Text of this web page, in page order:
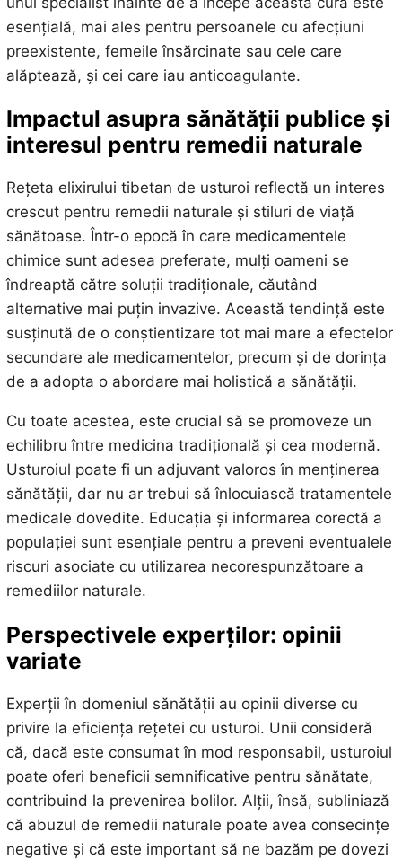
esențială, mai ales pentru persoanele cu afecțiuni
preexistente, femeile însărcinate sau cele care
alăptează, și cei care iau anticoagulante.
Impactul asupra sănătății publice și
interesul pentru remedii naturale
Rețeta elixirului tibetan de usturoi reflectă un interes
crescut pentru remedii naturale și stiluri de viață
sănătoase. Într-o epocă în care medicamentele
chimice sunt adesea preferate, mulți oameni se
îndreaptă către soluții tradiționale, căutând
alternative mai puțin invazive. Această tendință este
susținută de o conștientizare tot mai mare a efectelor
secundare ale medicamentelor, precum și de dorința
de a adopta o abordare mai holistică a sănătății.
Cu toate acestea, este crucial să se promoveze un
echilibru între medicina tradițională și cea modernă.
Usturoiul poate fi un adjuvant valoros în menținerea
sănătății, dar nu ar trebui să înlocuiască tratamentele
medicale dovedite. Educația și informarea corectă a
populației sunt esențiale pentru a preveni eventualele
riscuri asociate cu utilizarea necorespunzătoare a
remediilor naturale.
Perspectivele experților: opinii
variate
Experții în domeniul sănătății au opinii diverse cu
privire la eficiența rețetei cu usturoi. Unii consideră
că, dacă este consumat în mod responsabil, usturoiul
poate oferi beneficii semnificative pentru sănătate,
contribuind la prevenirea bolilor. Alții, însă, subliniază
că abuzul de remedii naturale poate avea consecințe
negative și că este important să ne bazăm pe dovezi